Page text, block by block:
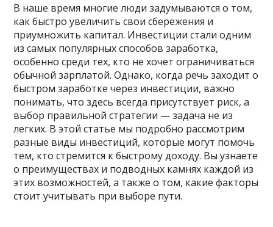
В наше время многие люди задумываются о том,
как быстро увеличить свои сбережения и
приумножить капитал. Инвестиции стали одним
из самых популярных способов заработка,
особенно среди тех, кто не хочет ограничиваться
обычной зарплатой. Однако, когда речь заходит о
быстром заработке через инвестиции, важно
понимать, что здесь всегда присутствует риск, а
выбор правильной стратегии — задача не из
легких. В этой статье мы подробно рассмотрим
разные виды инвестиций, которые могут помочь
тем, кто стремится к быстрому доходу. Вы узнаете
о преимуществах и подводных камнях каждой из
этих возможностей, а также о том, какие факторы
стоит учитывать при выборе пути.